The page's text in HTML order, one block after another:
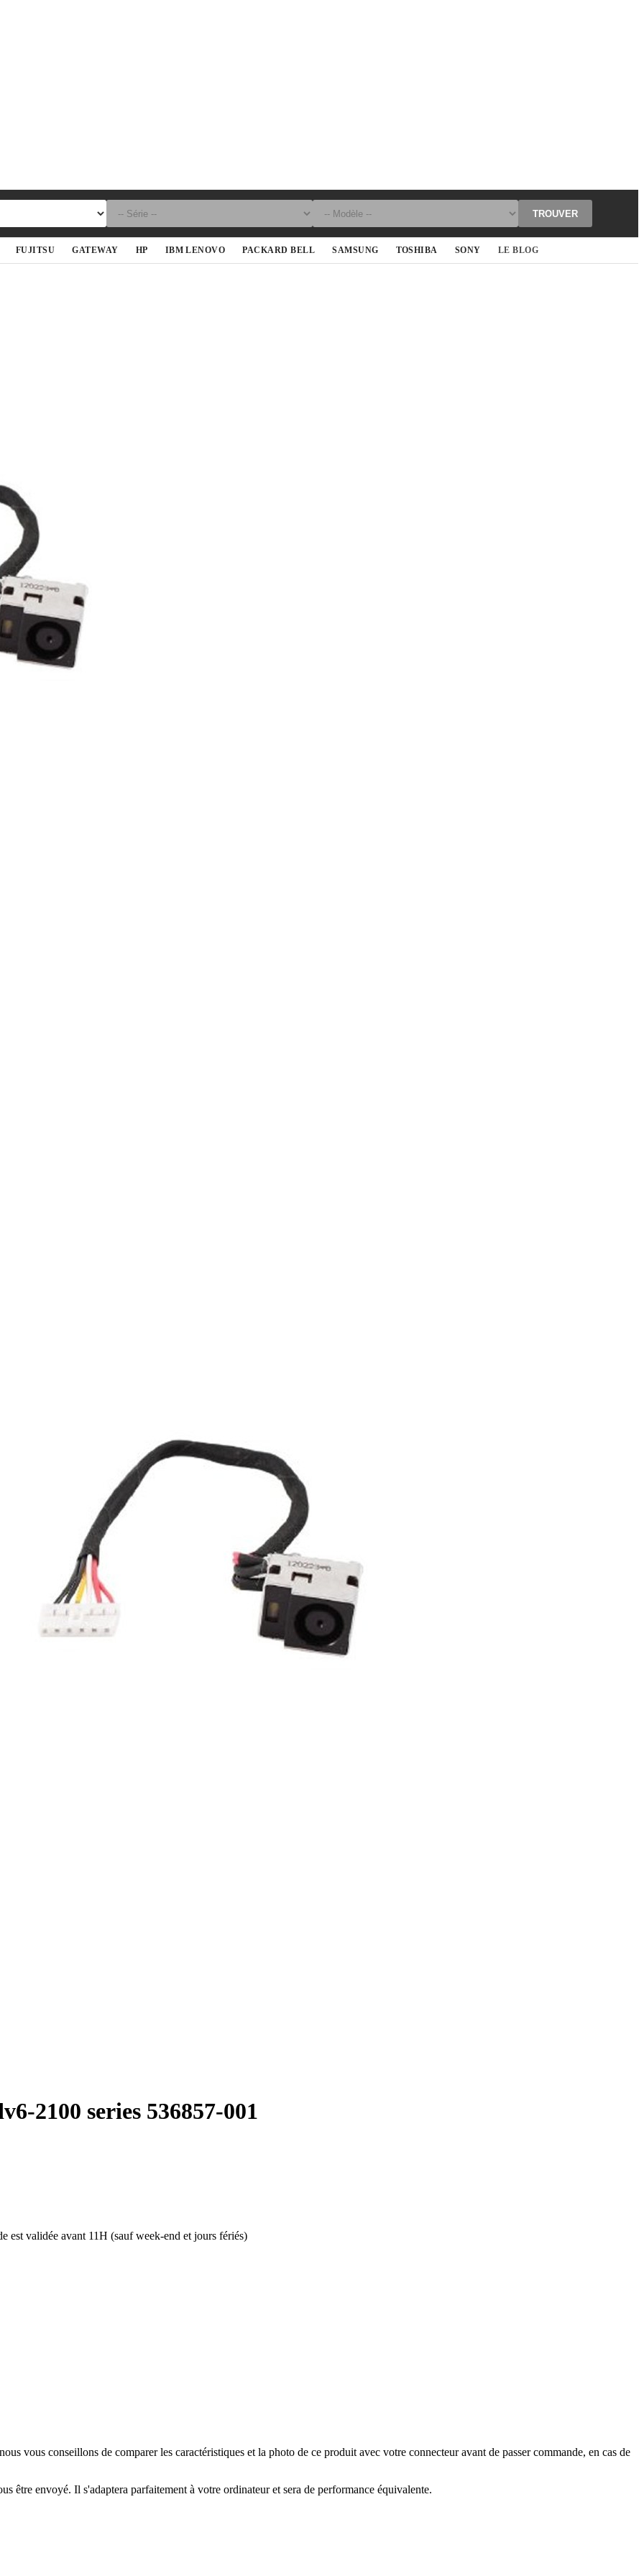
TROUVER
FUJITSU GATEWAY HP IBM LENOVO PACKARD BELL SAMSUNG TOSHIBA SONY LE BLOG
2100 series 536857-001
est validée avant 11H (sauf week-end et jours fériés)
vous conseillons de comparer les caractéristiques et la photo de ce produit avec votre connecteur avant de passer commande, en cas de
être envoyé. Il s'adaptera parfaitement à votre ordinateur et sera de performance équivalente.